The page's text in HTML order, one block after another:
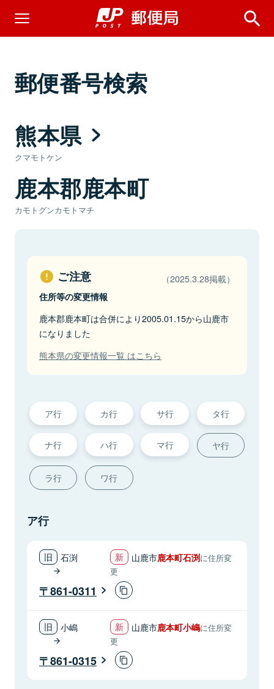
郵便番号検索
熊本県
クマモトケン
鹿本郡鹿本町
カモトグンカモトマチ
ご注意 （2025.3.28掲載）
住所等の変更情報
鹿本郡鹿本町は合併により2005.01.15から山鹿市
になりました
熊本県の変更情報一覧 はこちら
ア行 カ行 サ行 タ行
ナ行 ハ行 マ行 ヤ行
ラ行 ワ行
ア行
石渕 山鹿市鹿本町石渕に住所変
更
861-0311
小嶋 山鹿市鹿本町小嶋に住所変
更
861-0315